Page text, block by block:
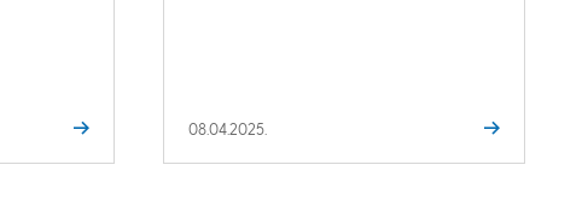
08.04.2025.